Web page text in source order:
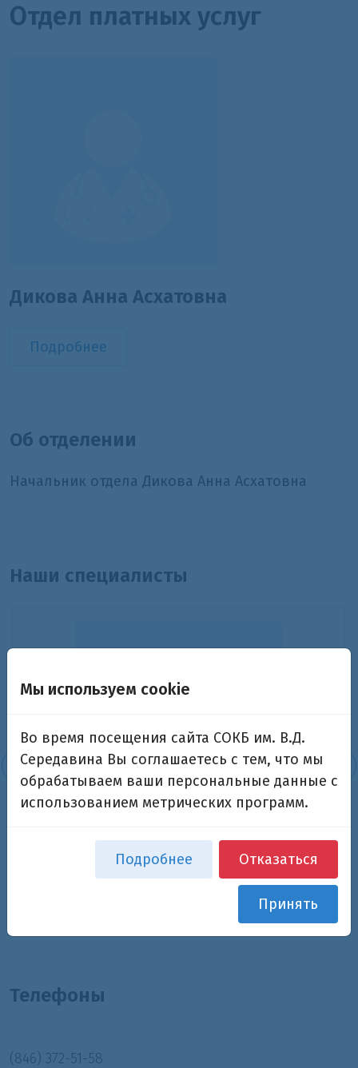
Отдел платных услуг
Дикова Анна Асхатовна
Подробнее
Об отделении
Начальник отдела Дикова Анна Асхатовна
Наши специалисты
Справчикова Ольга Геннадьевна
Телефоны
(846) 372-51-58
Мы используем cookie
Во время посещения сайта СОКБ им. В.Д.
Середавина Вы соглашаетесь с тем, что мы
обрабатываем ваши персональные данные с
использованием метрических программ.
Подробнее Отказаться
Принять